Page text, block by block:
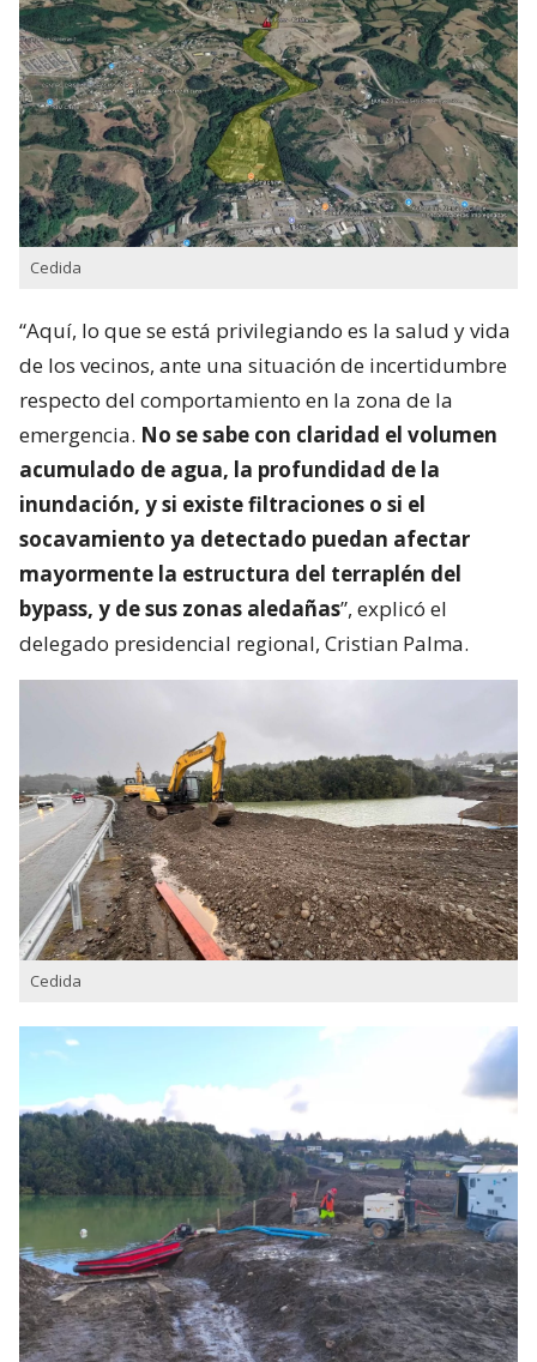
Cedida
“Aquí, lo que se está privilegiando es la salud y vida
de los vecinos, ante una situación de incertidumbre
respecto del comportamiento en la zona de la
emergencia. No se sabe con claridad el volumen
acumulado de agua, la profundidad de la
inundación, y si existe filtraciones o si el
socavamiento ya detectado puedan afectar
mayormente la estructura del terraplén del
bypass, y de sus zonas aledañas”, explicó el
delegado presidencial regional, Cristian Palma.
Cedida